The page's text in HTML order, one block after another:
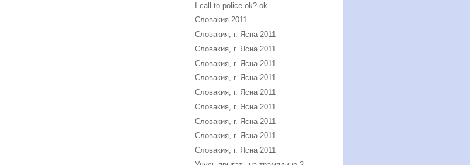
I call to police ok? ok
Словакия 2011
Словакия, г. Ясна 2011
Словакия, г. Ясна 2011
Словакия, г. Ясна 2011
Словакия, г. Ясна 2011
Словакия, г. Ясна 2011
Словакия, г. Ясна 2011
Словакия, г. Ясна 2011
Словакия, г. Ясна 2011
Словакия, г. Ясна 2011